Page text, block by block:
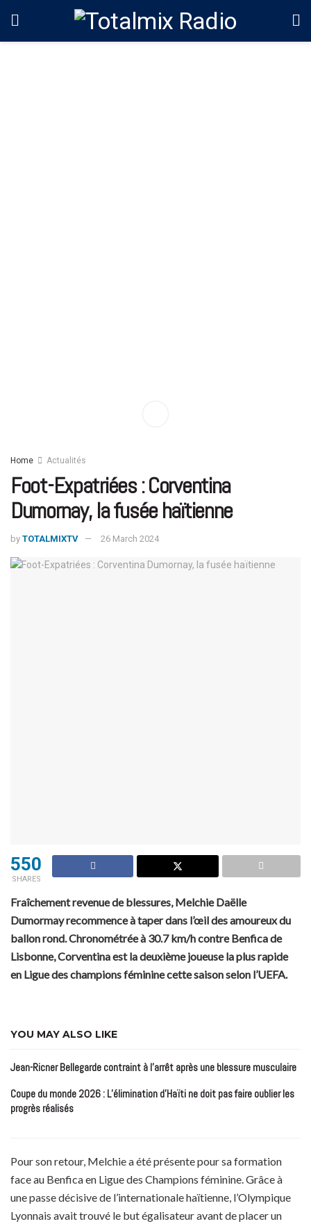
Home Actualités
Foot-Expatriées : Corventina
Dumornay, la fusée haïtienne
by TOTALMIXTV 26 March 2024
550
SHARES
Fraîchement revenue de blessures, Melchie Daëlle
Dumormay recommence à taper dans l’œil des amoureux du
ballon rond. Chronométrée à 30.7 km/h contre Benfica de
Lisbonne, Corventina est la deuxième joueuse la plus rapide
en Ligue des champions féminine cette saison selon l’UEFA.
YOU MAY ALSO LIKE
Jean-Ricner Bellegarde contraint à l’arrêt après une blessure musculaire
Coupe du monde 2026 : L’élimination d’Haïti ne doit pas faire oublier les
progrès réalisés
Pour son retour, Melchie a été présente pour sa formation
face au Benfica en Ligue des Champions féminine. Grâce à
une passe décisive de l’internationale haïtienne, l’Olympique
Lyonnais avait trouvé le but égalisateur avant de placer un